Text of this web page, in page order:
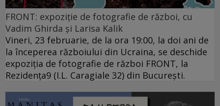
FRONT: expoziție de fotografie de război, cu
Vadim Ghirda și Larisa Kalik
Vineri, 23 februarie, de la ora 19:00, la doi ani de
la începerea războiului din Ucraina, se deschide
expoziția de fotografie de război FRONT, la
Rezidența9 (I.L. Caragiale 32) din București.